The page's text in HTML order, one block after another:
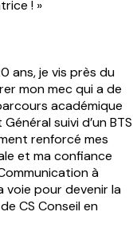
! »
ans, je vis près du
mon mec qui a de
académique
suivi d’un BTS
renforcé mes
et ma confiance
à
voie pour devenir la
CS Conseil en